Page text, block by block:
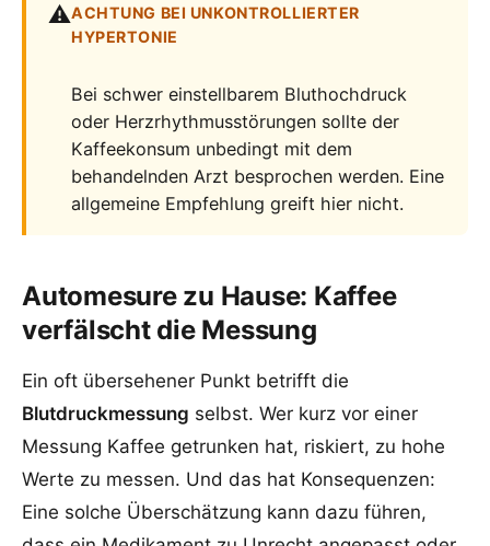
⚠️ACHTUNG BEI UNKONTROLLIERTER
HYPERTONIE
Bei schwer einstellbarem Bluthochdruck
oder Herzrhythmusstörungen sollte der
Kaffeekonsum unbedingt mit dem
behandelnden Arzt besprochen werden. Eine
allgemeine Empfehlung greift hier nicht.
Automesure zu Hause: Kaffee
verfälscht die Messung
Ein oft übersehener Punkt betrifft die
Blutdruckmessung selbst. Wer kurz vor einer
Messung Kaffee getrunken hat, riskiert, zu hohe
Werte zu messen. Und das hat Konsequenzen:
Eine solche Überschätzung kann dazu führen,